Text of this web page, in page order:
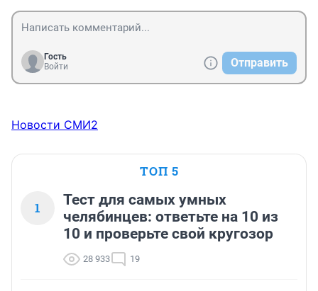
Гость
Войти
Отправить
Новости СМИ2
ТОП 5
1
Тест для самых умных
челябинцев: ответьте на 10 из
10 и проверьте свой кругозор
28 933 19